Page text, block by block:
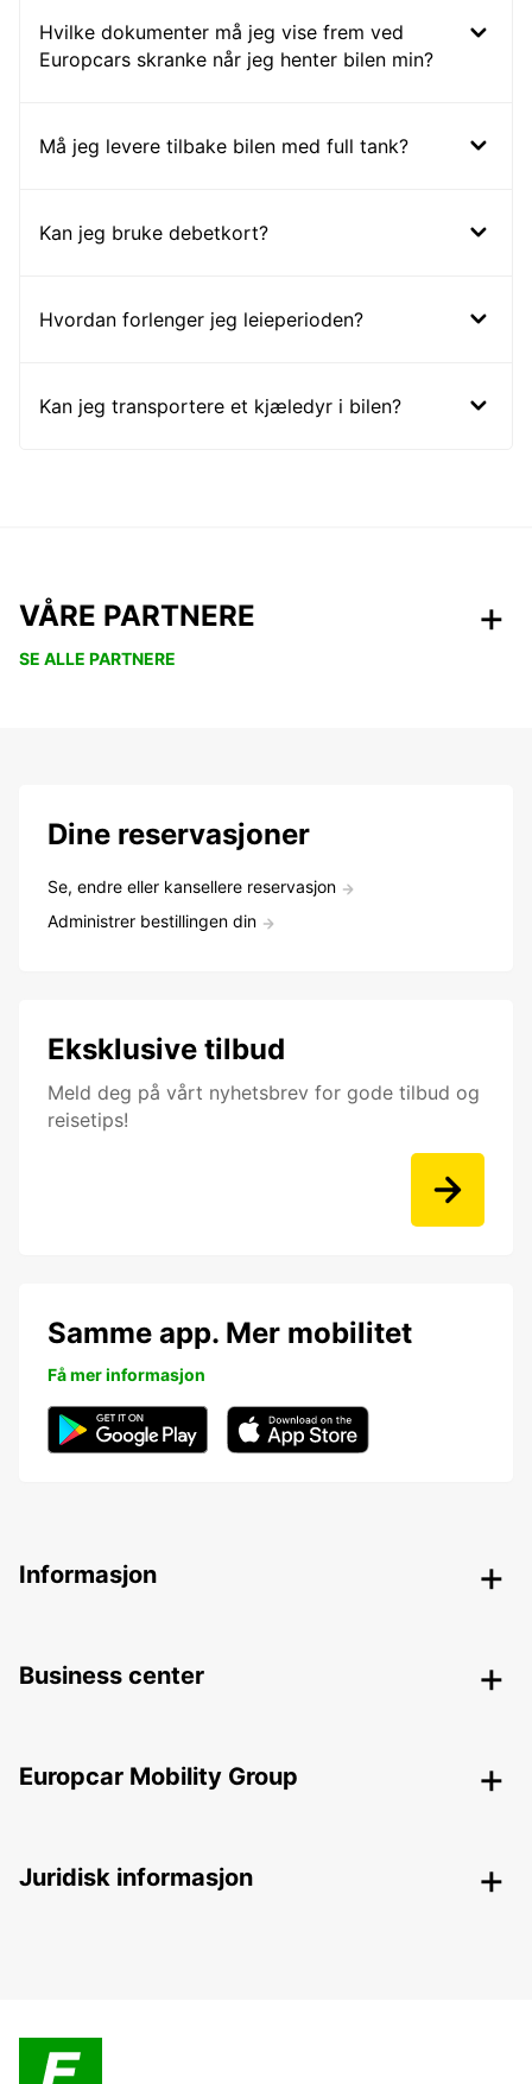
Hvilke dokumenter må jeg vise frem ved
Europcars skranke når jeg henter bilen min?
Må jeg levere tilbake bilen med full tank?
Kan jeg bruke debetkort?
Hvordan forlenger jeg leieperioden?
Kan jeg transportere et kjæledyr i bilen?
VÅRE PARTNERE
SE ALLE PARTNERE
Dine reservasjoner
Se, endre eller kansellere reservasjon
Administrer bestillingen din
Eksklusive tilbud
Meld deg på vårt nyhetsbrev for gode tilbud og
reisetips!
Samme app. Mer mobilitet
Få mer informasjon
Informasjon
Business center
Europcar Mobility Group
Juridisk informasjon